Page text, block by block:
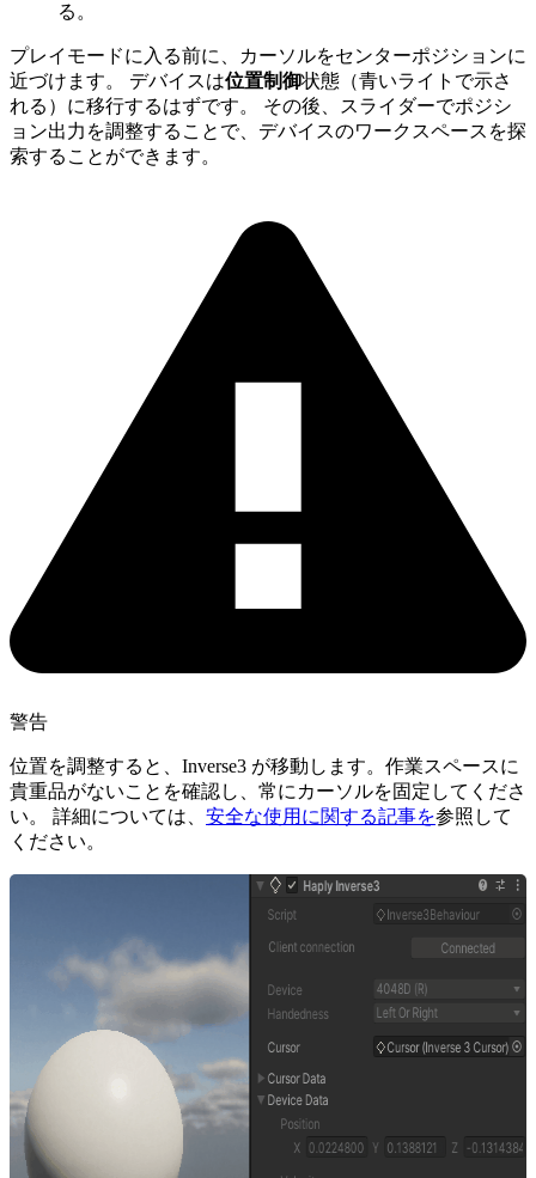
る。
プレイモードに入る前に、カーソルをセンターポジションに
近づけます。 デバイスは位置制御状態（青いライトで示さ
れる）に移行するはずです。 その後、スライダーでポジシ
ョン出力を調整することで、デバイスのワークスペースを探
索することができます。
警告
位置を調整すると、Inverse3 が移動します。作業スペースに
貴重品がないことを確認し、常にカーソルを固定してくださ
い。 詳細については、 安全な使用に関する記事を参照して
ください。